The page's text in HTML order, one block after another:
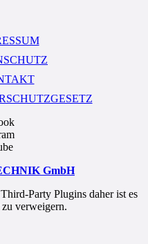
GmbH
Party Plugins daher ist es
verweigern.